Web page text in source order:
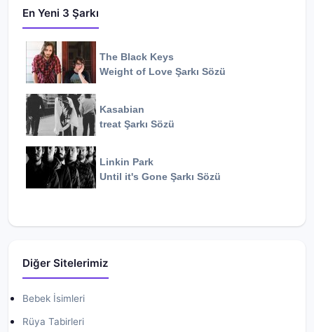
En Yeni 3 Şarkı
The Black Keys
Weight of Love Şarkı Sözü
Kasabian
treat Şarkı Sözü
Linkin Park
Until it's Gone Şarkı Sözü
Diğer Sitelerimiz
Bebek İsimleri
Rüya Tabirleri